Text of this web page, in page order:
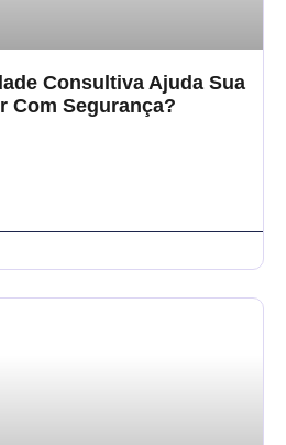
Consultiva Ajuda Sua
Com Segurança?